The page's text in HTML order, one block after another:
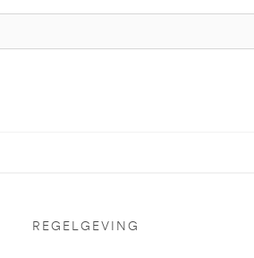
REGELGEVING